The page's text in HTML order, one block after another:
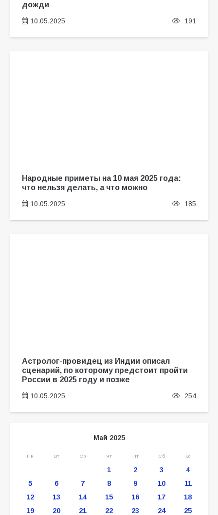
дожди
10.05.2025 191
Народные приметы на 10 мая 2025 года:
что нельзя делать, а что можно
10.05.2025 185
Астролог-провидец из Индии описал
сценарий, по которому предстоит пройти
России в 2025 году и позже
10.05.2025 254
Май 2025
Пн Вт Ср Чт Пт Сб Вс
1 2 3
4
5
6 7 8 9 10
11
12
13 14 15 16 17
18
19
20 21 22 23 24
25